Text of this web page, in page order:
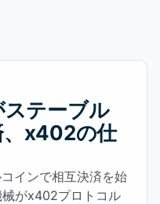
テーブル
、x402の仕
インで相互決済を始
がx402プロトコル